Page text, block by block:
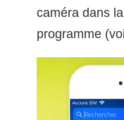
caméra dans
programme